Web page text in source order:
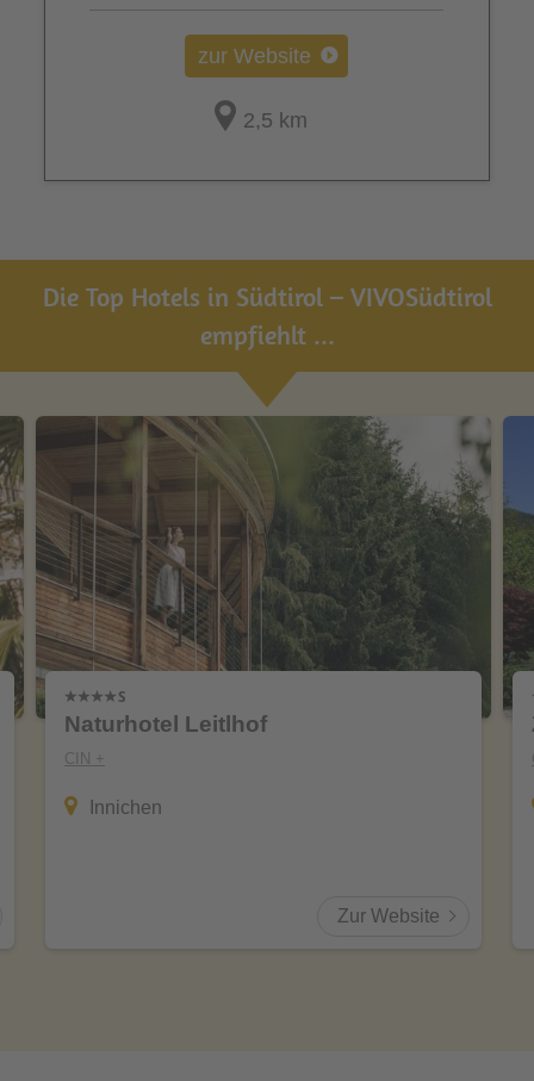
zur Website
2,5 km
Die Top Hotels in Südtirol – VIVOSüdtirol
empfiehlt ...
Naturhotel Leitlhof
CIN +
Innichen
Zur Website